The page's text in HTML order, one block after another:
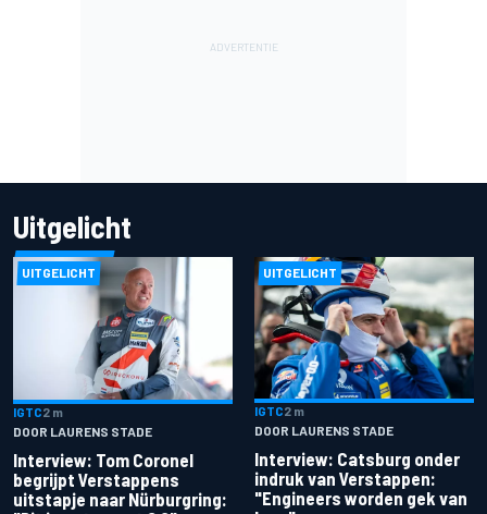
Uitgelicht
UITGELICHT
IGTC2 m
DOOR LAURENS STADE
Interview: Tom Coronel
begrijpt Verstappens
uitstapje naar Nürburgring:
UITGELICHT
IGTC2 m
DOOR LAURENS STADE
Interview: Catsburg onder
indruk van Verstappen:
"Engineers worden gek van